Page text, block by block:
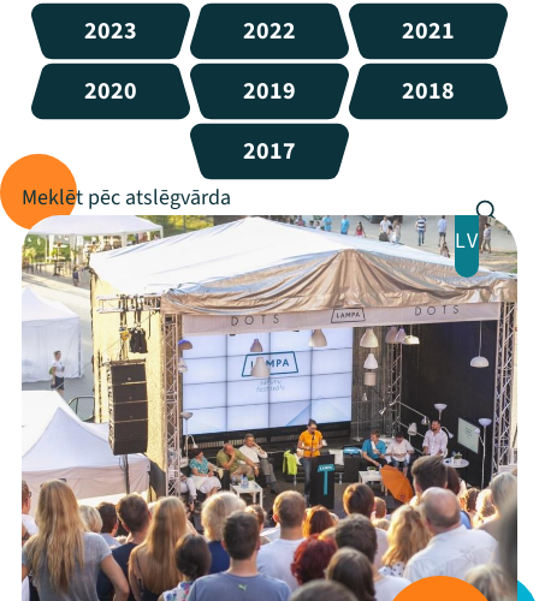
2023
2022
2021
2020
2019
2018
2017
LV